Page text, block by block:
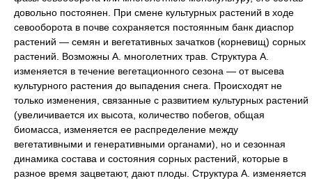
довольно постоянен. При смене культурных растений в ходе
севооборота в почве сохраняется постоянным банк диаспор
растений — семян и вегетативных зачатков (корневищ) сорных
растений. Возможны А. многолетних трав. Структура А.
изменяется в течение вегетационного сезона — от высева
культурного растения до выпадения снега. Происходят не
только изменения, связанные с развитием культурных растений
(увеличивается их высота, количество побегов, общая
биомасса, изменяется ее распределение между
вегетативными и генеративными органами), но и сезонная
динамика состава и состояния сорных растений, которые в
разное время зацветают, дают плоды. Структура А. изменяется